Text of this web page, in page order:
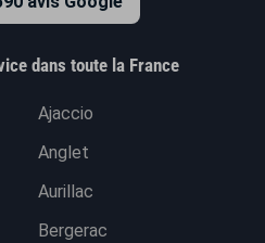
dans toute la France
Ajaccio
Anglet
Aurillac
Bergerac